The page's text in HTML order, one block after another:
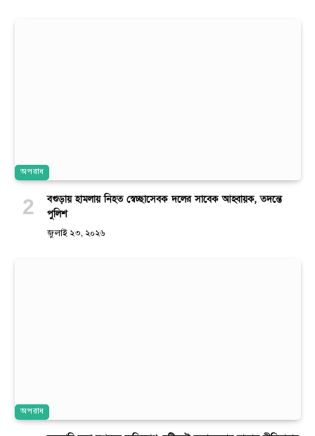
অপরাধ
বগুড়ায় হামলায় নিহত স্বেচ্ছাসেবক দলের সাবেক আহ্বায়ক, তদন্তে
পুলিশ
জুলাই ২৩, ২০২৬
অপরাধ